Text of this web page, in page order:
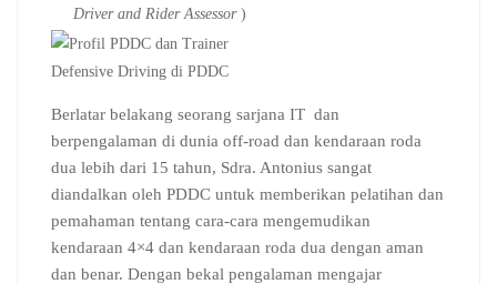
Driver and Rider Assessor)
Berlatar belakang seorang sarjana IT dan
berpengalaman di dunia off-road dan kendaraan roda
dua lebih dari 15 tahun, Sdra. Antonius sangat
diandalkan oleh PDDC untuk memberikan pelatihan dan
pemahaman tentang cara-cara mengemudikan
kendaraan 4×4 dan kendaraan roda dua dengan aman
dan benar. Dengan bekal pengalaman mengajar